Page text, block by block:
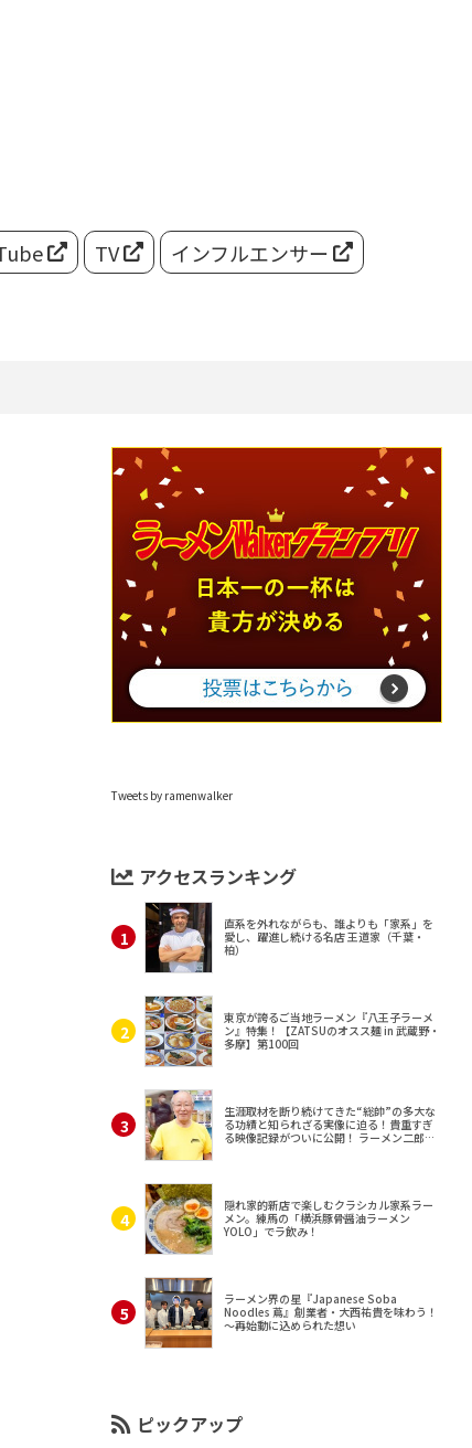
TV インフルエンサー
Tweets by ramenwalker
アクセスランキング
直系を外れながらも、誰よりも「家系」を
愛し、躍進し続ける名店 王道家（千葉・
柏）
東京が誇るご当地ラーメン『八王子ラーメ
ン』特集！【ZATSUのオスス麺 in 武蔵野・
多摩】第100回
生涯取材を断り続けてきた“総帥”の多大な
る功績と知られざる実像に迫る！貴重すぎ
る映像記録がついに公開！ ラーメン二郎
隠れ家的新店で楽しむクラシカル家系ラー
メン。練馬の「横浜豚骨醤油ラーメン
YOLO」でラ飲み！
ラーメン界の星『Japanese Soba
Noodles 蔦』創業者・大西祐貴を味わう！
～再始動に込められた想い
ピックアップ